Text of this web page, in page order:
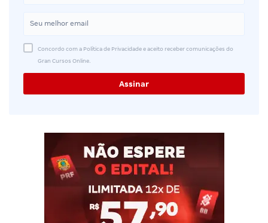
Concordo com a Política de Privacidade e aceito receber comunicações do
Gran Cursos Online.